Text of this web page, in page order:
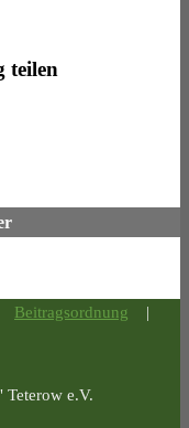
teilen
Beitragsordnung |
e.V.